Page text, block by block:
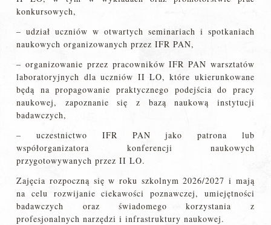
konkursowych,
– udział uczniów w otwartych seminariach i spotkaniach
naukowych organizowanych przez IFR PAN,
– organizowanie przez pracowników IFR PAN warsztatów
laboratoryjnych dla uczniów II LO, które ukierunkowane
będą na propagowanie praktycznego podejścia do pracy
naukowej, zapoznanie się z bazą naukową instytucji
badawczych,
– uczestnictwo IFR PAN jako patrona lub
współorganizatora konferencji naukowych
przygotowywanych przez II LO.
Zajęcia rozpoczną się w roku szkolnym 2026/2027 i mają
na celu rozwijanie ciekawości poznawczej, umiejętności
badawczych oraz świadomego korzystania z
profesjonalnych narzędzi i infrastruktury naukowej.